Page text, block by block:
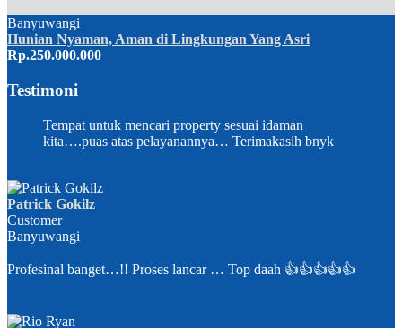
Banyuwangi
Hunian Nyaman, Aman di Lingkungan Yang Asri
Rp.250.000.000
Testimoni
Tempat untuk mencari property sesuai idaman
kita….puas atas pelayanannya… Terimakasih bnyk
Patrick Gokilz
Customer
Banyuwangi
Profesinal banget…!! Proses lancar … Top daah 👍👍👍👍👍